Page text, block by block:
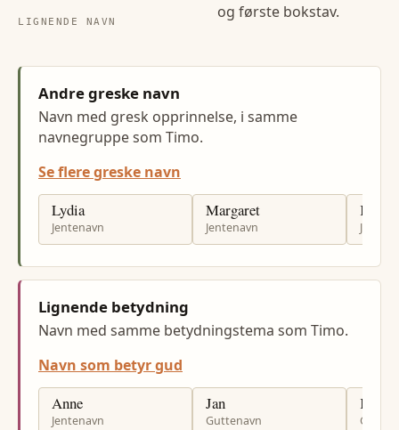
LIGNENDE NAVN
og første bokstav.
Andre greske navn
Navn med gresk opprinnelse, i samme
navnegruppe som Timo.
Se flere greske navn
Lydia
Jentenavn
Margaret
Jentenavn
Karine
Lignende betydning
Navn med samme betydningstema som Timo.
Navn som betyr gud
Anne
Jentenavn
Jan
Guttenavn
Kjell